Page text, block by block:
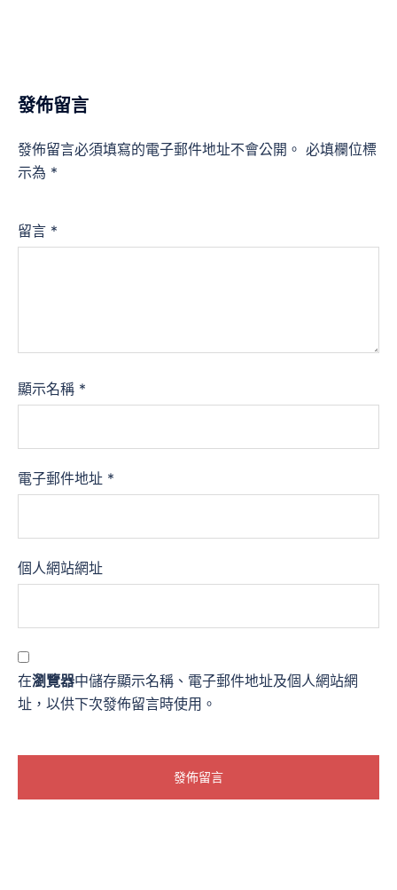
發佈留言
發佈留言必須填寫的電子郵件地址不會公開。 必填欄位標
示為 *
留言 *
顯示名稱 *
電子郵件地址 *
個人網站網址
在瀏覽器中儲存顯示名稱、電子郵件地址及個人網站網
址，以供下次發佈留言時使用。